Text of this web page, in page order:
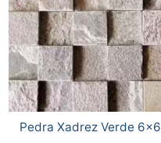
Pedra Xadrez Verde 6×6